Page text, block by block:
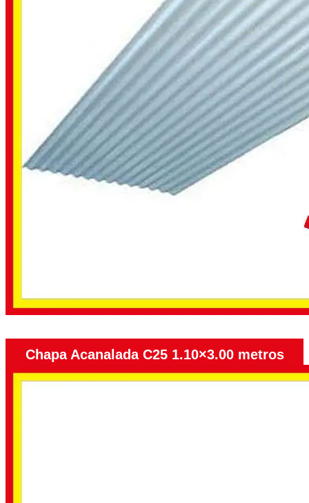
Chapa Acanalada C25 1.10×3.00 metros